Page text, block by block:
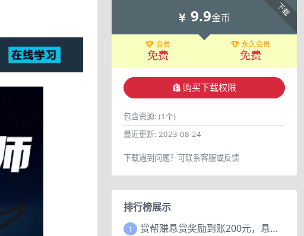
下载
9.9金币
会员
免费
永久会员
免费
购买下载权限
包含资源: (1个)
最近更新: 2023-08-24
下载遇到问题？可联系客服或反馈
排行榜展示
1 赏帮赚悬赏奖励到账200元，悬赏任务多劳多得，人人可做。